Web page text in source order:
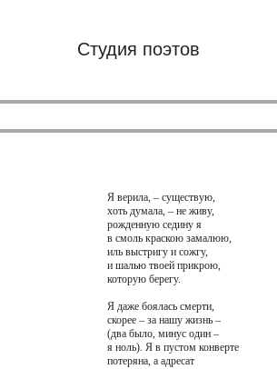
Студия поэтов
Я верила, – существую,
хоть думала, – не живу,
рожденную седину я
в смоль краскою замалюю,
иль выстригу и сожгу,
и шалью твоей прикрою,
которую берегу.
Я даже боялась смерти,
скорее – за нашу жизнь –
(два было, минус один –
я ноль). Я в пустом конверте
потеряна, а адресат